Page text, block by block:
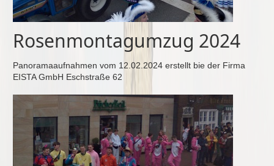
Rosenmontagumzug 2024
Panoramaaufnahmen vom 12.02.2024 erstellt bie der Firma
EISTA GmbH Eschstraße 62